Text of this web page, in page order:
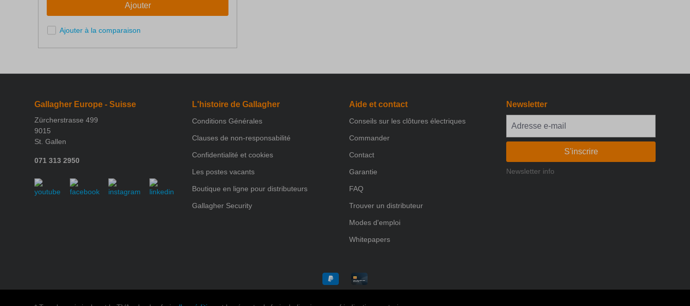
Ajouter
Ajouter à la comparaison
Gallagher Europe - Suisse
Zürcherstrasse 499
9015
St. Gallen
071 313 2950
L'histoire de Gallagher
Conditions Générales
Clauses de non-responsabilité
Confidentialité et cookies
Les postes vacants
Boutique en ligne pour distributeurs
Gallagher Security
Aide et contact
Conseils sur les clôtures électriques
Commander
Contact
Garantie
FAQ
Trouver un distributeur
Modes d'emploi
Whitepapers
Newsletter
S'inscrire
Newsletter info